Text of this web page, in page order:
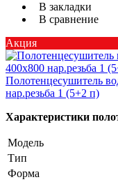
В закладки
В сравнение
Акция
Полотенцесушитель
нар.резьба 1 (5+2 п)
Характеристики
Модель
Тип
Форма